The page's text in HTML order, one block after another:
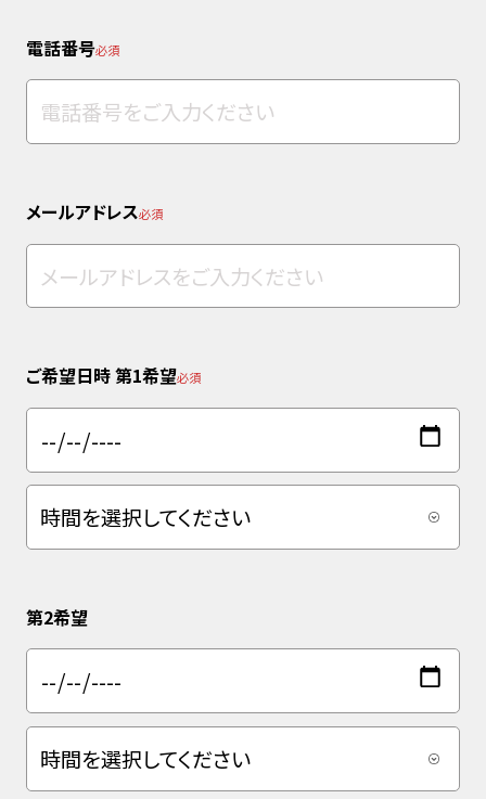
電話番号必須
メールアドレス必須
ご希望日時 第1希望必須
第2希望